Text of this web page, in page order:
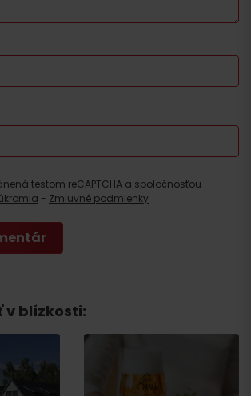
testom reCAPTCHA a spoločnosťou
- Zmluvné podmienky
v blízkosti: